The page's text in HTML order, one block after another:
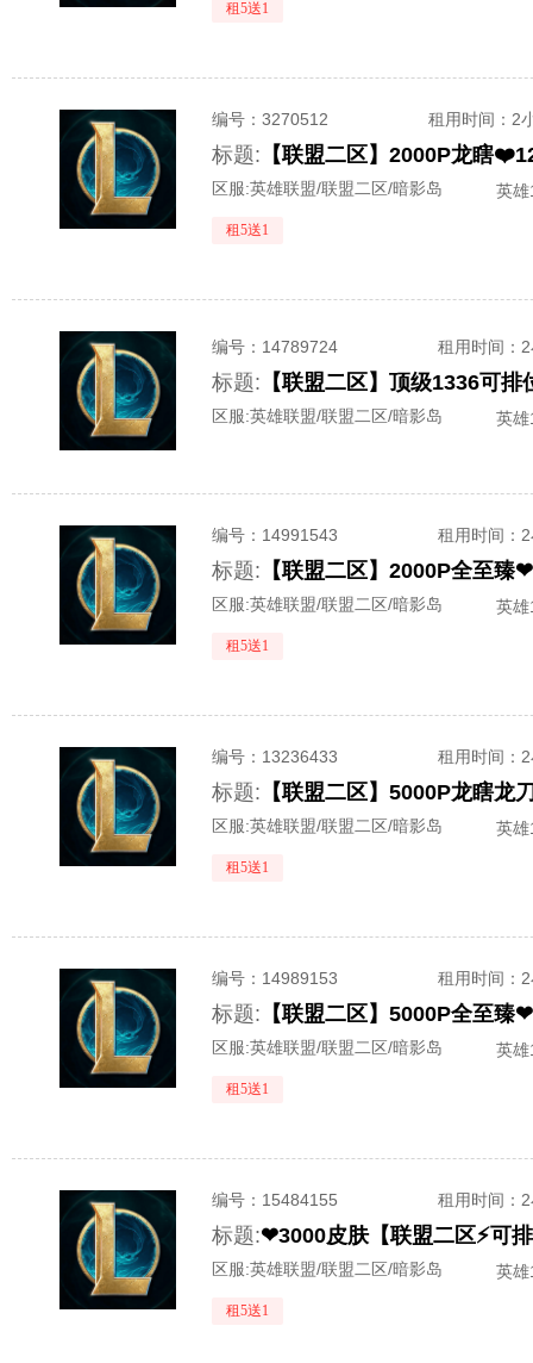
租5送1
编号：3270512 租用时间 ：2
标题: 【联盟二区】2000P龙瞎
区服:英雄联盟/联盟二区/暗影岛 英
租5送1
编号： 14789724 租用时间 ：
标题:
区服:英雄联盟/联盟二区/暗影岛 英
编号： 14991543 租用时间 ：
标题: 【联盟二区】2000P全至
区服:英雄联盟/联盟二区/暗影岛 英
租5送1
编号： 13236433 租用时间 ：
标题: 【联盟二区】5000P龙瞎
区服:英雄联盟/联盟二区/暗影岛 英
租5送1
编号： 14989153 租用时间 ：
标题: 【联盟二区】5000P全至
区服:英雄联盟/联盟二区/暗影岛 英
租5送1
编号： 15484155 租用时间 ：
标题:❤3000皮肤【联盟二区⚡可
区服:英雄联盟/联盟二区/暗影岛 英
租5送1